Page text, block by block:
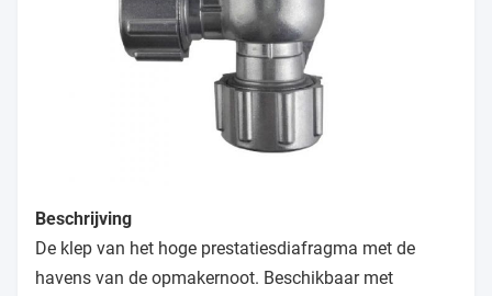
Beschrijving
De klep van het hoge prestatiesdiafragma met de
havens van de opmakernoot. Beschikbaar met